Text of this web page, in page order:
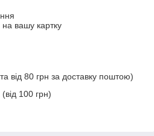
вашу картку
від 80 грн за доставку поштою)
100 грн)